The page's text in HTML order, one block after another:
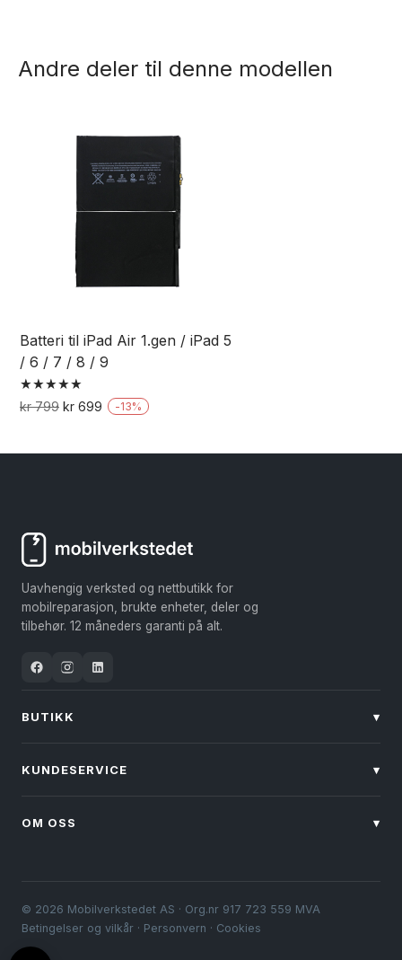
Andre deler til denne modellen
Batteri til iPad Air 1.gen / iPad 5
/ 6 / 7 / 8 / 9
Vurdert
5.00
kr799 Opprinnelig
kr 699 Nåværende
-13%
Uavhengig verksted og nettbutikk for
mobilreparasjon, brukte enheter, deler og
tilbehør. 12 måneders garanti på alt.
BUTIKK ▾
KUNDESERVICE ▾
OM OSS ▾
© 2026 Mobilverkstedet AS · Org.nr 917 723 559 MVA
Betingelser og vilkår · Personvern · Cookies